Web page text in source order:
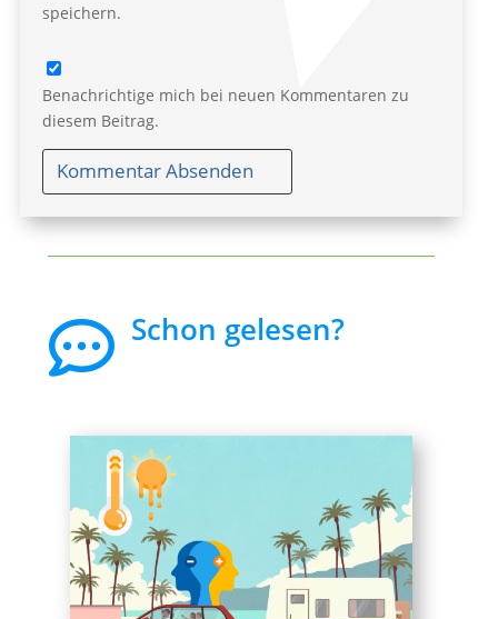
speichern.
Benachrichtige mich bei neuen Kommentaren zu
diesem Beitrag.
Kommentar Absenden
 Schon gelesen?